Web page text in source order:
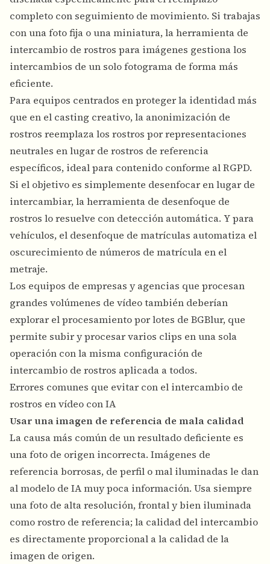
completo con seguimiento de movimiento. Si trabajas
con una foto fija o una miniatura, la herramienta de
intercambio de rostros para imágenes gestiona los
intercambios de un solo fotograma de forma más
eficiente.
Para equipos centrados en proteger la identidad más
que en el casting creativo, la anonimización de
rostros reemplaza los rostros por representaciones
neutrales en lugar de rostros de referencia
específicos, ideal para contenido conforme al RGPD.
Si el objetivo es simplemente desenfocar en lugar de
intercambiar, laherramienta de desenfoque de
rostros lo resuelve con detección automática. Y para
vehículos, el desenfoque de matrículas automatiza el
oscurecimiento de números de matrícula en el
metraje.
Los equipos de empresas y agencias que procesan
grandes volúmenes de vídeo también deberían
explorar el procesamiento por lotes de BGBlur, que
permite subir y procesar varios clips en una sola
operación con la misma configuración de
intercambio de rostros aplicada a todos.
Errores comunes que evitar con el intercambio de
rostros en vídeo con IA
Usar una imagen de referencia de mala calidad
La causa más común de un resultado deficiente es
una foto de origen incorrecta. Imágenes de
referencia borrosas, de perfil o mal iluminadas le dan
al modelo de IA muy poca información. Usa siempre
una foto de alta resolución, frontal y bien iluminada
como rostro de referencia; la calidad del intercambio
es directamente proporcional a la calidad de la
imagen de origen.